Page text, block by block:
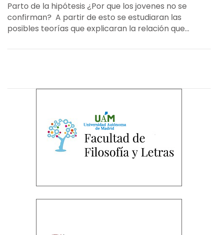
Parto de la hipótesis ¿Por que los jovenes no se
confirman? A partir de esto se estudiaran las
posibles teorías que explicaran la relación que...